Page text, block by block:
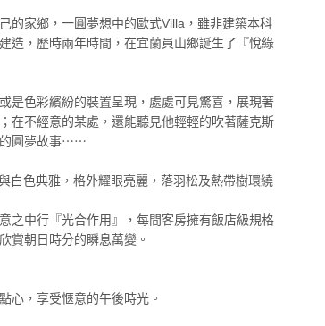
的家鄉，一圓夢想中的歐式Villa，雖非建築本科
造，歷時兩年時間，在宜蘭員山鄉誕生了『悅綠
是色彩繽紛的裝置呈現，處處可見驚喜，展現著
在不經意的某處，還能聽見他輕輕的吹著薩克斯
的圓夢故事⋯⋯
白色典雅，格外耀眼亮麗，落羽松及熱帶樹環繞
之中行『光合作用』，每間客房擁有飯店級規格
賞朝日時分的瞬息萬變。
心，享受愜意的午後時光。